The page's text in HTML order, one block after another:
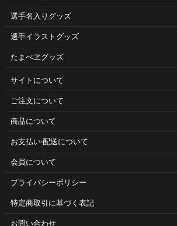
選手名入りグッズ
選手イラストグッズ
たまべヱグッズ
サイトについて
ご注⽂について
商品について
お⽀払い‧配送について
会員について
プライバシーポリシー
特定商取引に基づく表記
お問い合わせ